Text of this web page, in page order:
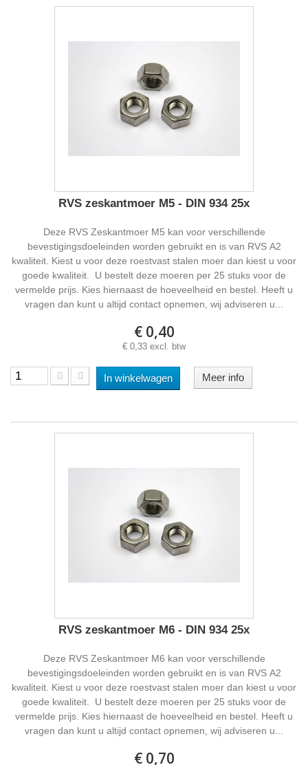
RVS zeskantmoer M5 - DIN 934 25x
Deze RVS Zeskantmoer M5 kan voor verschillende
bevestigingsdoeleinden worden gebruikt en is van RVS A2
kwaliteit. Kiest u voor deze roestvast stalen moer dan kiest u voor
goede kwaliteit. U bestelt deze moeren per 25 stuks voor de
vermelde prijs. Kies hiernaast de hoeveelheid en bestel. Heeft u
vragen dan kunt u altijd contact opnemen, wij adviseren u...
€ 0,40
€ 0,33 excl. btw
In winkelwagen Meer info
RVS zeskantmoer M6 - DIN 934 25x
Deze RVS Zeskantmoer M6 kan voor verschillende
bevestigingsdoeleinden worden gebruikt en is van RVS A2
kwaliteit. Kiest u voor deze roestvast stalen moer dan kiest u voor
goede kwaliteit. U bestelt deze moeren per 25 stuks voor de
vermelde prijs. Kies hiernaast de hoeveelheid en bestel. Heeft u
vragen dan kunt u altijd contact opnemen, wij adviseren u...
€ 0,70